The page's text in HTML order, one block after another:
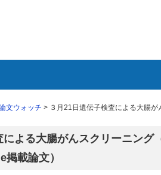
文ウォッチ > ３月21日遺伝子検査による大腸
による大腸がんスクリーニン
載論文）